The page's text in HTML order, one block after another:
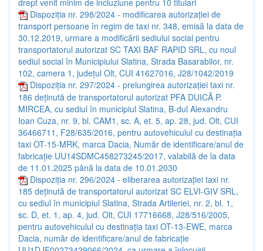
Dispoziția nr. 298/2024 - modificarea autorizației de
transport persoane în regim de taxi nr. 348, emisă la data de
30.12.2019, urmare a modificării sediului social pentru
transportatorul autorizat SC TAXI BAF RAPID SRL, cu noul
sediul social în Municipiului Slatina, Strada Basarabilor, nr.
102, camera 1, județul Olt, CUI 41627016, J28/1042/2019
Dispoziția nr. 297/2024 - prelungirea autorizației taxi nr.
186 deținută de transportatorul autorizat PFA DUICĂ P.
MIRCEA, cu sediul în municipiul Slatina, B-dul Alexandru
Ioan Cuza, nr. 9, bl. CAM1, sc. A, et. 5, ap. 28, jud. Olt, CUI
36466711, F28/635/2016, pentru autovehiculul cu destinația
taxi OT-15-MRK, marca Dacia, Număr de identificare/anul de
fabricație UU14SDMC458273245/2017, valabilă de la data
de 11.01.2025 până la data de 10.01.2030
Dispoziția nr. 296/2024 - eliberarea autorizației taxi nr.
185 deținută de transportatorul autorizat SC ELVI-GIV SRL,
cu sediul în municipiul Slatina, Strada Artileriei, nr. 2, bl. 1,
sc. D, et. 1, ap. 4, jud. Olt, CUI 17716668, J28/516/2005,
pentru autovehiculul cu destinația taxi OT-13-EWE, marca
Dacia, număr de identificare/anul de fabricație